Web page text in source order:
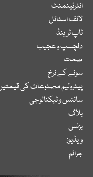
انٹرٹینمنٹ
لائف اسٹائل
ٹاپ ٹرینڈ
دلچسپ و عجیب
صحت
سونے کے نرخ
پیٹرولیم مصنوعات کی
سائنس و ٹیکنالوجی
بلاگ
بزنس
ویڈیوز
جرائم